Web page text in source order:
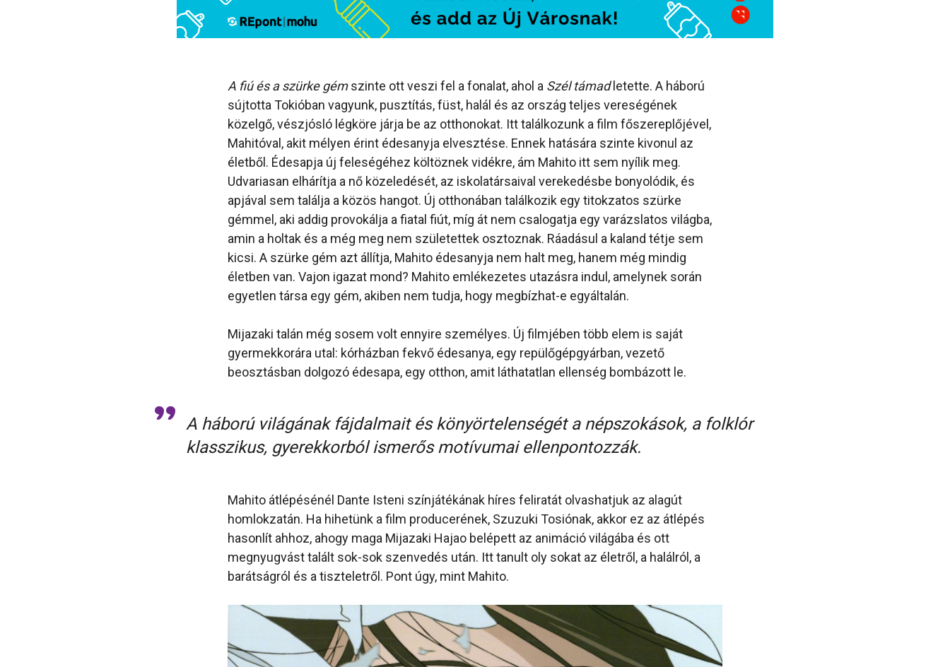
A fiú és a szürke gémszinte ott veszi fel a fonalat, ahol a Szél támadletette. A háború
sújtotta Tokióban vagyunk, pusztítás, füst, halál és az ország teljes vereségének
közelgő, vészjósló légköre járja be az otthonokat. Itt találkozunk a film főszereplőjével,
Mahitóval, akit mélyen érint édesanyja elvesztése. Ennek hatására szinte kivonul az
életből. Édesapja új feleségéhez költöznek vidékre, ám Mahito itt sem nyílik meg.
Udvariasan elhárítja a nő közeledését, az iskolatársaival verekedésbe bonyolódik, és
apjával sem találja a közös hangot. Új otthonában találkozik egy titokzatos szürke
gémmel, aki addig provokálja a fiatal fiút, míg át nem csalogatja egy varázslatos világba,
amin a holtak és a még meg nem születettek osztoznak. Ráadásul a kaland tétje sem
kicsi. A szürke gém azt állítja, Mahito édesanyja nem halt meg, hanem még mindig
életben van. Vajon igazat mond? Mahito emlékezetes utazásra indul, amelynek során
egyetlen társa egy gém, akiben nem tudja, hogy megbízhat-e egyáltalán.
Mijazaki talán még sosem volt ennyire személyes. Új filmjében több elem is saját
gyermekkorára utal: kórházban fekvő édesanya, egy repülőgépgyárban, vezető
beosztásban dolgozó édesapa, egy otthon, amit láthatatlan ellenség bombázott le.
A háború világának fájdalmait és könyörtelenségét a népszokások, a folklór
klasszikus, gyerekkorból ismerős motívumai ellenpontozzák.
Mahito átlépésénél Dante Isteni színjátékának híres feliratát olvashatjuk az alagút
homlokzatán. Ha hihetünk a film producerének, Szuzuki Tosiónak, akkor ez az átlépés
hasonlít ahhoz, ahogy maga Mijazaki Hajao belépett az animáció világába és ott
megnyugvást talált sok-sok szenvedés után. Itt tanult oly sokat az életről, a halálról, a
barátságról és a tiszteletről. Pont úgy, mint Mahito.